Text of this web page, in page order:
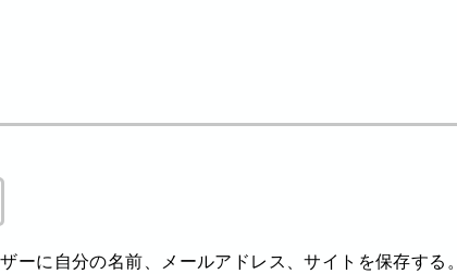
ーに自分の名前、メールアドレス、サイトを保存する。